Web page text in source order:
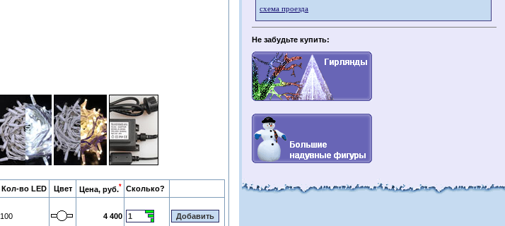
Кол-во LED Цвет Цена, руб.*
Сколько?
100 4 400
схема проезда
Не забудьте купить: